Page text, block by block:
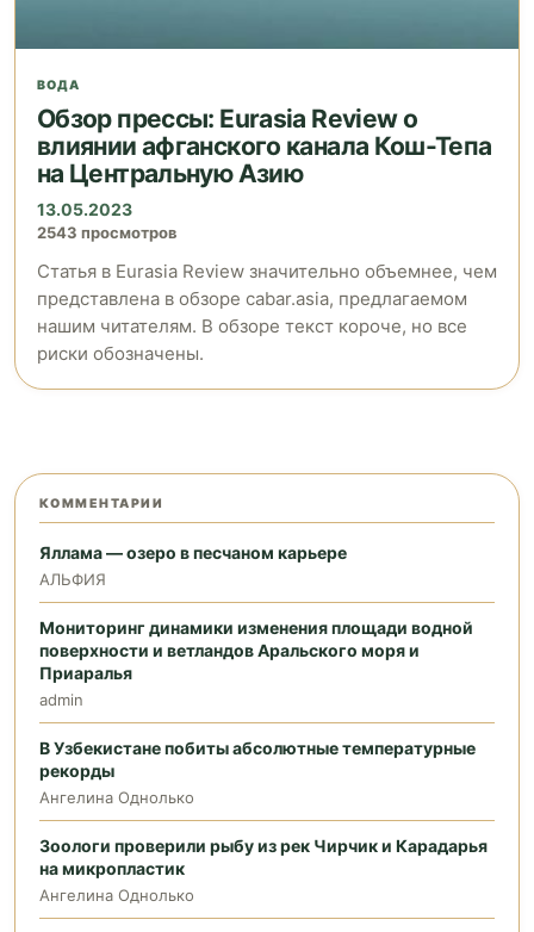
ВОДА
Обзор прессы: Eurasia Review о
влиянии афганского канала Кош-Тепа
на Центральную Азию
13.05.2023
2543 просмотров
Статья в Eurasia Review значительно объемнее, чем
представлена в обзоре cabar.asia, предлагаемом
нашим читателям. В обзоре текст короче, но все
риски обозначены.
КОММЕНТАРИИ
Яллама — озеро в песчаном карьере
АЛЬФИЯ
Мониторинг динамики изменения площади водной
поверхности и ветландов Аральского моря и
Приаралья
admin
В Узбекистане побиты абсолютные температурные
рекорды
Ангелина Однолько
Зоологи проверили рыбу из рек Чирчик и Карадарья
на микропластик
Ангелина Однолько